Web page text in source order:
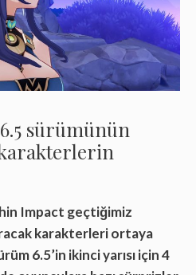
sürümünün
Impact geçtiğimiz
karakterleri ortaya
6.5’in ikinci yarısı için 4